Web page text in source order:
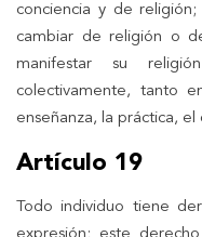
conciencia y de
cambiar de religión o
manifestar su
colectivamente, tanto
enseñanza, la práctica, el
Artículo 19
Todo individuo tiene